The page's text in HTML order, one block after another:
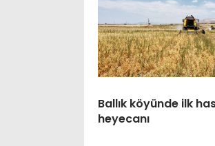
Ballık köyünde ilk
heyecanı